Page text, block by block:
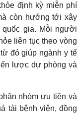
định kỳ miễn phí
còn hướng tới xây
gia. Mỗi người
liên tục theo vòng
đó giúp ngành y tế
lược dự phòng và
nhóm ưu tiên và
tải bệnh viện, đồng